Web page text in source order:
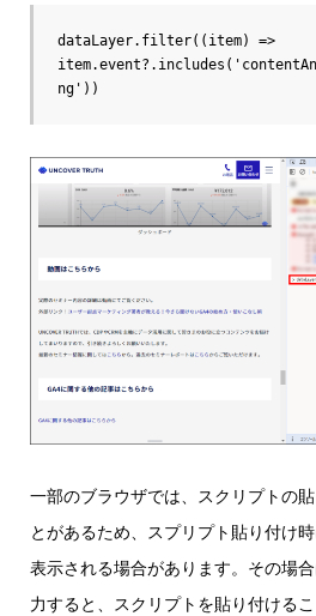
dataLayer.filter((item) =>
ng'))
一部のブラウザでは、スクリプトの
とがあるため、スプリプト貼り付け
表示される場合があります。その場
力すると、スクリプトを貼り付ける